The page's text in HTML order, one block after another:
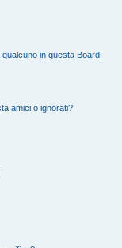
in questa Board!
amici o ignorati?